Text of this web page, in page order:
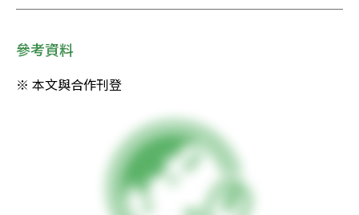
參考資料
※ 本文與合作刊登